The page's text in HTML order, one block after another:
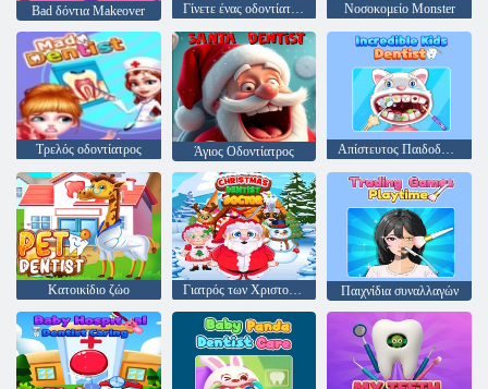
Bad δόντια Makeover Γίνετε ένας οδοντίατρος Νοσοκομείο Monster
Τρελός οδοντίατρος Άγιος Οδοντίατρος Απίστευτος Παιδοδοντίατρος
Κατοικίδιο ζώο Γιατρός των Χριστουγέννων Παιχνίδια συναλλαγών